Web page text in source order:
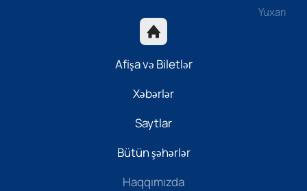
Yuxarı
Afişa və Biletlər
Xəbərlər
Saytlar
Bütün şəhərlər
Haqqımızda